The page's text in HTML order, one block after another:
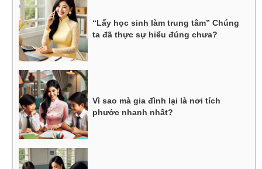
“Lấy học sinh làm trung tâm” Chúng
ta đã thực sự hiểu đúng chưa?
Vì sao mà gia đình lại là nơi tích
phước nhanh nhất?